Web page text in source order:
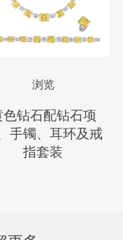
浏览
色钻石配钻石项
手镯、耳环及戒
指套装